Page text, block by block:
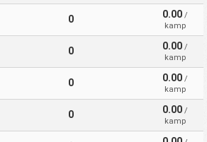
0 0.00 /
kamp
0 0.00 /
kamp
0 0.00 /
kamp
0 0.00 /
kamp